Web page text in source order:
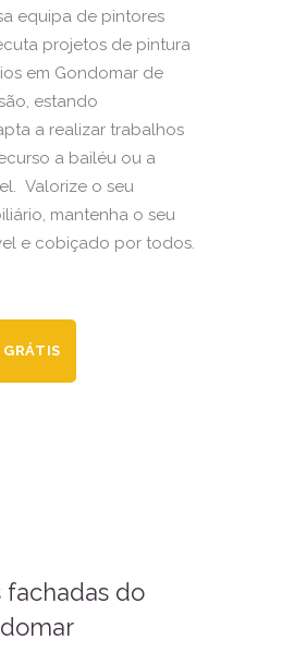
equipa de pintores
projetos de pintura
em Gondomar de
estando
a realizar trabalhos
a bailéu ou a
Valorize o seu
mantenha o seu
e cobiçado por todos.
fachadas do